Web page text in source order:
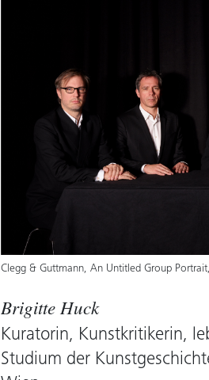
Clegg & Guttmann, An Untitled Group
Brigitte Huck
Kuratorin, Kunstkritikerin,
Studium der